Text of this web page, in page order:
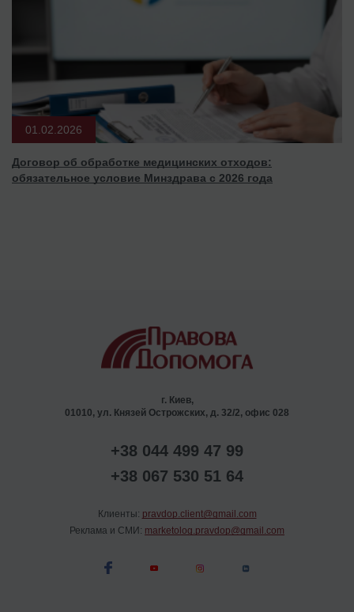
01.02.2026
Договор об обработке медицинских отходов:
обязательное условие Минздрава с 2026 года
г. Киев,
01010, ул. Князей Острожских, д. 32/2, офис 028
+38 044 499 47 99
+38 067 530 51 64
Клиенты: pravdop.client@gmail.com
Реклама и СМИ: marketolog.pravdop@gmail.com